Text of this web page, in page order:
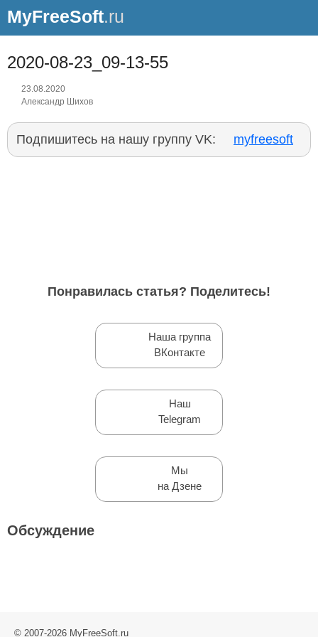
MyFreeSoft.ru
2020-08-23_09-13-55
23.08.2020
Александр Шихов
Подпишитесь на нашу группу VK: myfreesoft
Понравилась статья? Поделитесь!
Наша группа
ВКонтакте
Наш
Telegram
Мы
на Дзене
Обсуждение
© 2007-2026 MyFreeSoft.ru